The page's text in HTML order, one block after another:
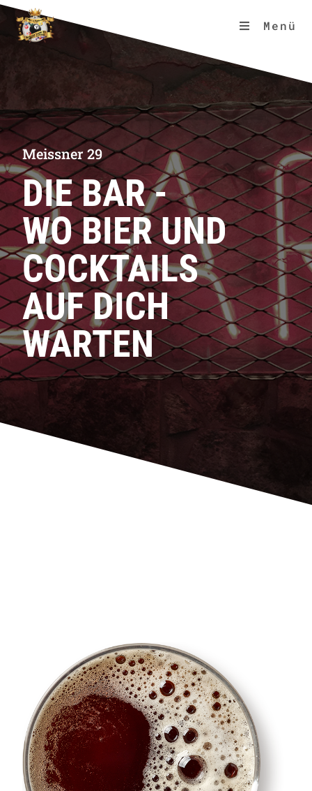
Menü
Meissner 29
DIE BAR -
WO BIER UND
COCKTAILS
AUF DICH
WARTEN